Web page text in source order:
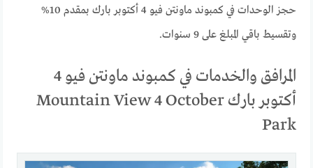
حجز الوحدات في كمبوند ماونتن فيو 4 أكتوبر بارك بمقدم 10%
وتقسيط باقي المبلغ على 9 سنوات.
المرافق والخدمات في كمبوند ماونتن فيو 4
أكتوبر بارك Mountain View 4 October
Park